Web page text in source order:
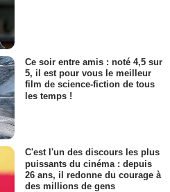
Ce soir entre amis : noté 4,5 sur
5, il est pour vous le meilleur
film de science-fiction de tous
les temps !
C'est l'un des discours les plus
puissants du cinéma : depuis
26 ans, il redonne du courage à
des millions de gens